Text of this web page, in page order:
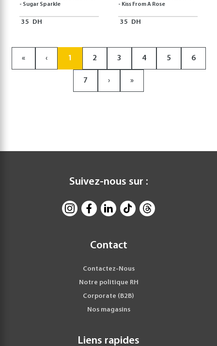
- Sugar Sparkle
35 DH
- Kiss From A Rose
35 DH
« ‹ 1 2 3 4 5 6
7 › »
Suivez-nous sur :
Contact
Contactez-Nous
Notre politique RH
Corporate (B2B)
Nos magasins
Liens rapides